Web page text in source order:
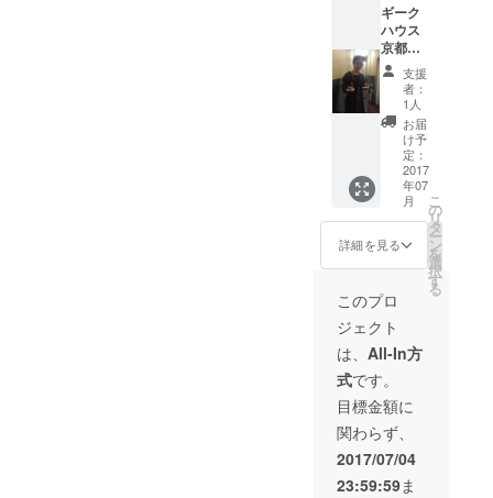
ギーク
ハウス
京都東
福寺
オー
ナーわ
けん先
生によ
る初心
者のた
めの
Unityで
ゲーム
を作ろ
う講
座。 場
所は
ギーク
ハウス
京都東
福寺も
しくは
Skype
にて、
時間は2
時間ほ
どで
す。
支援
者：
1人
お届
け予
定：
2017
年07
月
詳細を見る
こ
の
リ
タ
ー
ン
を
選
択
す
る
このプロ
ジェクト
は、 All-In方
式です。
目標金額に
関わらず、
2017/07/04
23:59:59ま